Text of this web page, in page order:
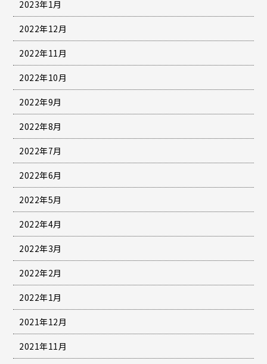
2023年1月
2022年12月
2022年11月
2022年10月
2022年9月
2022年8月
2022年7月
2022年6月
2022年5月
2022年4月
2022年3月
2022年2月
2022年1月
2021年12月
2021年11月